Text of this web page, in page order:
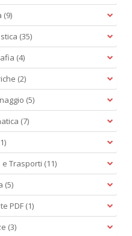
(9)
(35)
(4)
(2)
(5)
(7)
e Trasporti (11)
(5)
PDF (1)
(3)